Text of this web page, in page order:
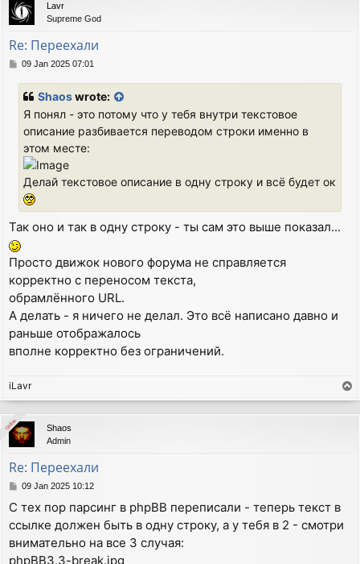
Lavr
Supreme God
Re: Переехали
P09 Jan 2025 07:01
Shaoswrote:
Я понял - это потому что у тебя внутри текстовое
описание разбивается переводом строки именно в
этом месте:
Делай текстовое описание в одну строку и всё будет ок
Так оно и так в одну строку - ты сам это выше показал...
Просто движок нового форума не справляется
корректно с переносом текста,
обрамлённого URL.
А делать - я ничего не делал. Это всё написано давно и
раньше отображалось
вполне корректно без ограничений.
iLavr
o
p
Shaos
Admin
Re: Переехали
P
t
09 Jan 2025 10:12
С тех пор парсинг в phpBB переписали - теперь текст в
ссылке должен быть в одну строку, а у тебя в 2 - смотри
внимательно на все 3 случая:
phpBB3.3-break.jpg
Online
Online